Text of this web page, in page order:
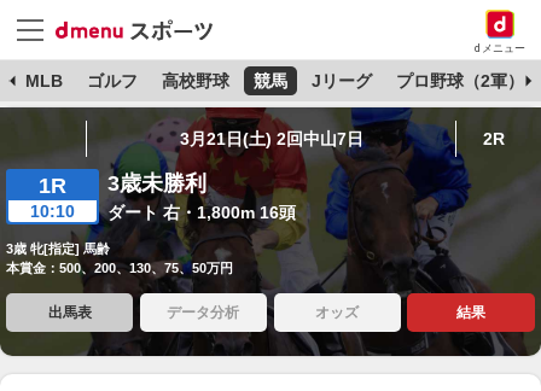
dメニュー
MLB ゴルフ 高校野球 競馬 Jリーグ プロ野球（2軍）
3月21日(土) 2回中山7日 2R
1R
10:10
3歳未勝利
ダート 右・1,800m 16頭
3歳 牝[指定] 馬齢
本賞金：500、200、130、75、50万円
出馬表 データ分析 オッズ 結果